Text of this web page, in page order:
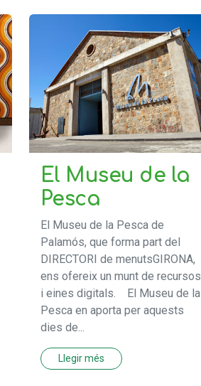
El Museu de la
Pesca
El Museu de la Pesca de
Palamós, que forma part del
DIRECTORI de menutsGIRONA,
ens ofereix un munt de recursos
i eines digitals. El Museu de la
Pesca en aporta per aquests
dies de...
Llegir més